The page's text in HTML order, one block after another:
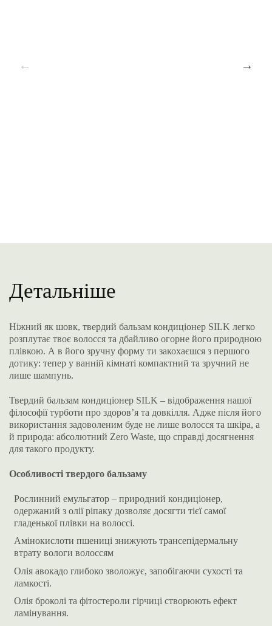
Детальніше
Ніжний як шовк, твердий бальзам кондиціонер SILK легко
розплутає твоє волосся та дбайливо огорне його природною
плівкою. А в його зручну форму ти закохаєшся з першого
дотику: тепер у ванній кімнаті компактний та зручний не
лише шампунь.
Твердий бальзам кондиціонер SILK – відображення нашої
філософії турботи про здоров’я та довкілля. Адже після його
використання задоволеним буде не лише волосся та шкіра, а
й природа: абсолютний Zero Waste, що справді досягнення
для такого продукту.
Особливості твердого бальзаму
Рослинний емульгатор – природний кондиціонер,
одержаний з олії ріпаку дозволяє досягти тієї самої
гладенької плівки на волоссі.
Амінокислоти пшениці знижують трансепідермальну
втрату вологи волоссям
Олія авокадо глибоко зволожує, запобігаючи сухості та
ламкості.
Олія броколі та фітостероли гірчиці створюють ефект
ламінування.